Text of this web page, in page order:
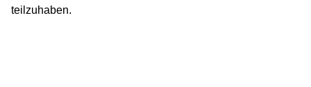
teilzuhaben.